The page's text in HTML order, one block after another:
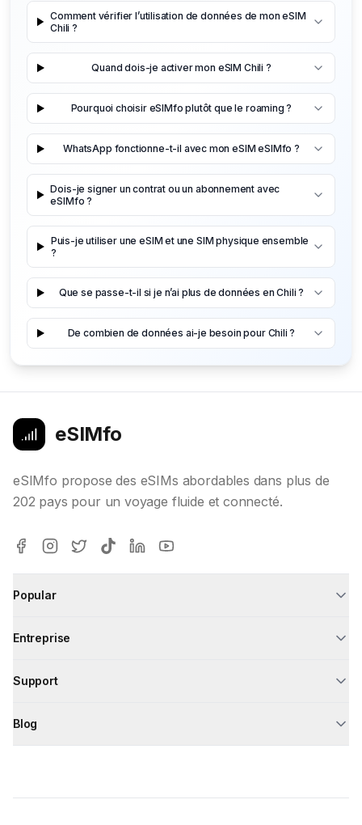
Comment vérifier l’utilisation de données de mon eSIM
Chili ?
Quand dois-je activer mon eSIM Chili ?
Pourquoi choisir eSIMfo plutôt que le roaming ?
WhatsApp fonctionne-t-il avec mon eSIM eSIMfo ?
Dois-je signer un contrat ou un abonnement avec
eSIMfo ?
Puis-je utiliser une eSIM et une SIM physique ensemble
?
Que se passe-t-il si je n’ai plus de données en Chili ?
De combien de données ai-je besoin pour Chili ?
eSIMfo
eSIMfo propose des eSIMs abordables dans plus de
202 pays pour un voyage fluide et connecté.
Popular
Entreprise
Support
Blog